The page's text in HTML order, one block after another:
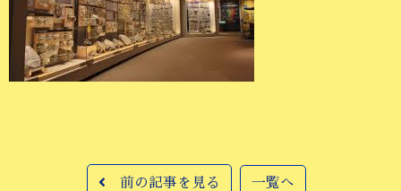
前の記事を見る 一覧へ